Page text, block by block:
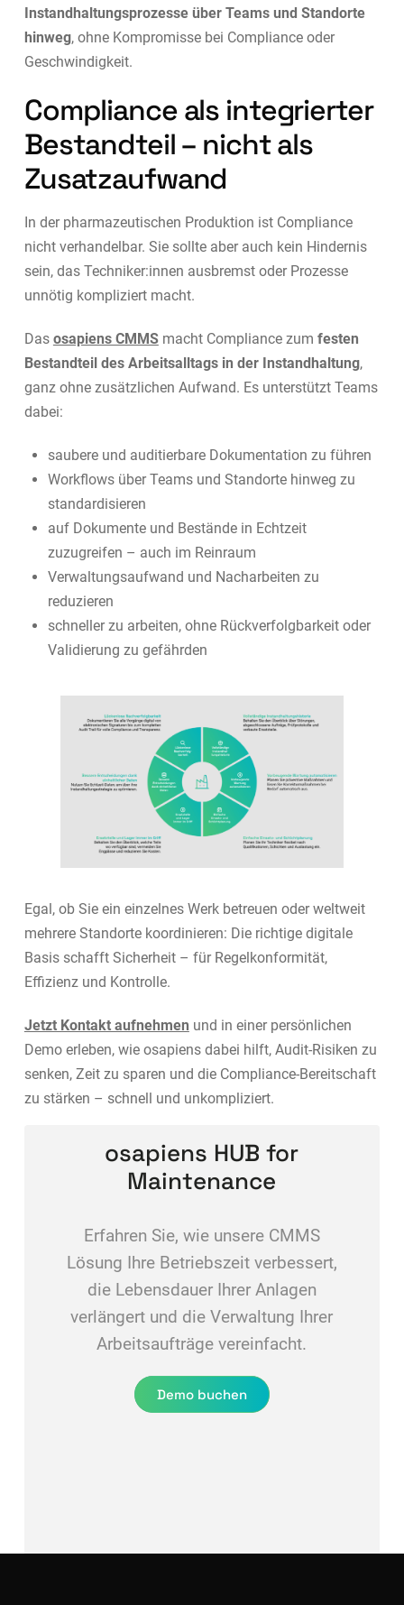
Instandhaltungsprozesse über Teams und Standorte
hinweg, ohne Kompromisse bei Compliance oder
Geschwindigkeit.
Compliance als integrierter
Bestandteil – nicht als
Zusatzaufwand
In der pharmazeutischen Produktion ist Compliance
nicht verhandelbar. Sie sollte aber auch kein Hindernis
sein, das Techniker:innen ausbremst oder Prozesse
unnötig kompliziert macht.
Das osapiens CMMSmacht Compliance zum festen
Bestandteil des Arbeitsalltags in der Instandhaltung,
ganz ohne zusätzlichen Aufwand. Es unterstützt Teams
dabei:
saubere und auditierbare Dokumentation zu führen
Workflows über Teams und Standorte hinweg zu
standardisieren
auf Dokumente und Bestände in Echtzeit
zuzugreifen – auch im Reinraum
Verwaltungsaufwand und Nacharbeiten zu
reduzieren
schneller zu arbeiten, ohne Rückverfolgbarkeit oder
Validierung zu gefährden
Egal, ob Sie ein einzelnes Werk betreuen oder weltweit
mehrere Standorte koordinieren: Die richtige digitale
Basis schafft Sicherheit – für Regelkonformität,
Effizienz und Kontrolle.
Jetzt Kontakt aufnehmen und in einer persönlichen
Demo erleben, wie osapiens dabei hilft, Audit-Risiken zu
senken, Zeit zu sparen und die Compliance-Bereitschaft
zu stärken – schnell und unkompliziert.
osapiens HUB for
Maintenance
Erfahren Sie, wie unsere CMMS
Lösung Ihre Betriebszeit verbessert,
die Lebensdauer Ihrer Anlagen
verlängert und die Verwaltung Ihrer
Arbeitsaufträge vereinfacht.
Demo buchen